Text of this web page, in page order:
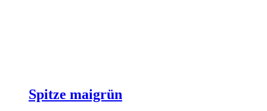
Spitze maigrün